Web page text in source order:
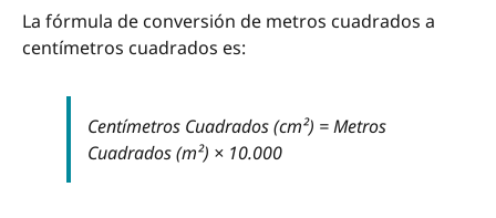
La fórmula de conversión de metros cuadrados a
centímetros cuadrados es:
Centímetros Cuadrados (cm²) = Metros
Cuadrados (m²) × 10.000